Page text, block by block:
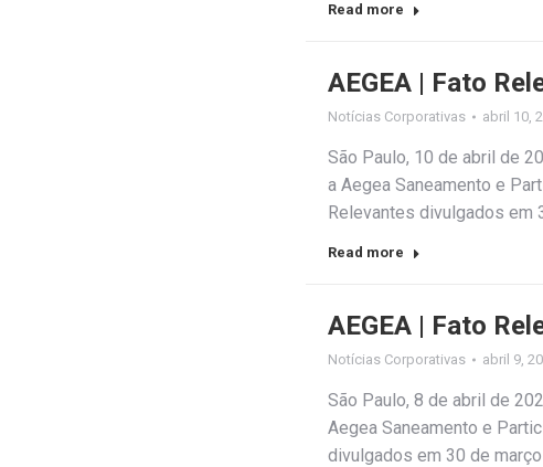
Read more
AEGEA | Fato
Notícias Corporativas abril 10,
São Paulo, 10 de abril de
a Aegea Saneamento e
Relevantes divulgados em
Read more
AEGEA | Fato
Notícias Corporativas abril 9,
São Paulo, 8 de abril de
Aegea Saneamento e
divulgados em 30 de